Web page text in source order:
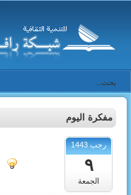
مفكرة اليوم
رجب 1443
٩
الجمعة